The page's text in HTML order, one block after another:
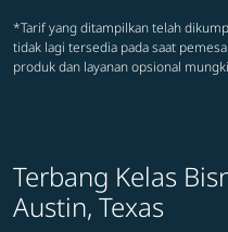
*Tarif yang ditampilkan telah
tidak lagi tersedia pada saat
produk dan layanan opsional
Terbang Kelas
Austin, Texas